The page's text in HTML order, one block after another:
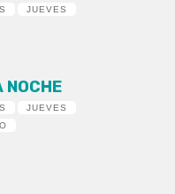
JUEVES
NOCHE
JUEVES